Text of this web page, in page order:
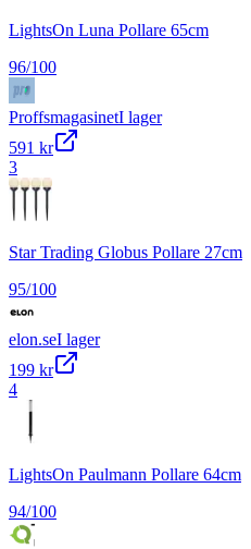
LightsOn Luna Pollare 65cm
96/100
ProffsmagasinetI lager
591 kr
3
Star Trading Globus Pollare 27cm
95/100
elon.seI lager
199 kr
4
LightsOn Paulmann Pollare 64cm
94/100